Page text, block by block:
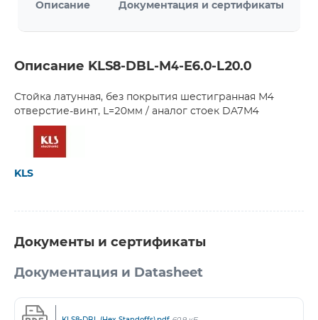
Описание Документация и сертификаты
Описание KLS8-DBL-M4-E6.0-L20.0
Стойка латунная, без покрытия шестигранная М4
отверстие-винт, L=20мм / аналог стоек DA7M4
KLS
Документы и сертификаты
Документация и Datasheet